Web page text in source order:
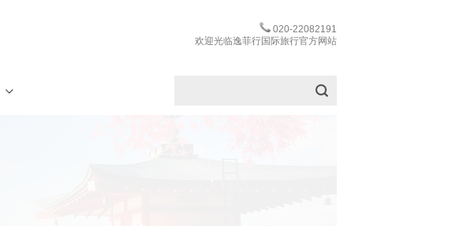
020-22082191
欢迎光临逸菲行国际旅行官方网站